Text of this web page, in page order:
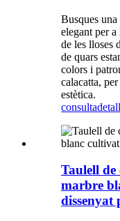
Busques
elegant per
de les lloses
de quars
colors i
calacatta,
estètica.
consultadetall
Taulell de
marbre
dissenyat